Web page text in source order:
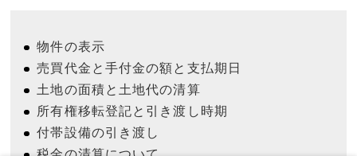
物件の表示
売買代金と手付金の額と支払期日
土地の面積と土地代の清算
所有権移転登記と引き渡し時期
付帯設備の引き渡し